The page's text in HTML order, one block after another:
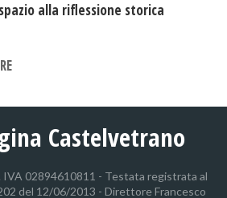
alla riflessione storica
Castelvetrano
IVA 02894610811 - Testata registrata al
del 12/06/2013 - Direttore Francesco